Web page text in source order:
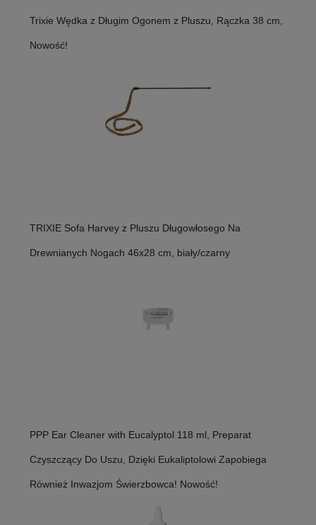
Trixie Wędka z Długim Ogonem z Pluszu, Rączka 38 cm,
Nowość!
TRIXIE Sofa Harvey z Pluszu Długowłosego Na
Drewnianych Nogach 46x28 cm, biały/czarny
PPP Ear Cleaner with Eucalyptol 118 ml, Preparat
Czyszczący Do Uszu, Dzięki Eukaliptolowi Zapobiega
Również Inwazjom Świerzbowca! Nowość!